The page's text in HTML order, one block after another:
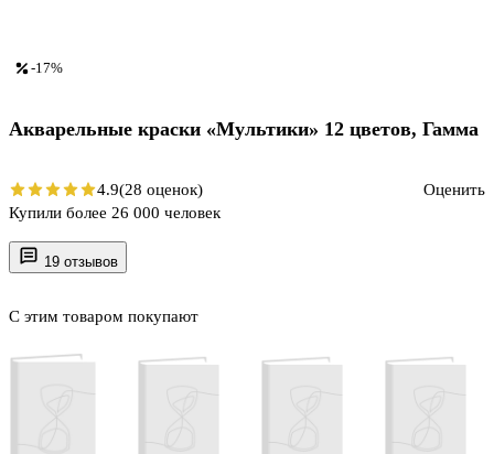
19 отзывов
С этим товаром покупают
-17%
Акварельные краски «Мультики» 12 цветов, Гамма
4.9(28 оценок)
Оценить
Купили более 26 000 человек